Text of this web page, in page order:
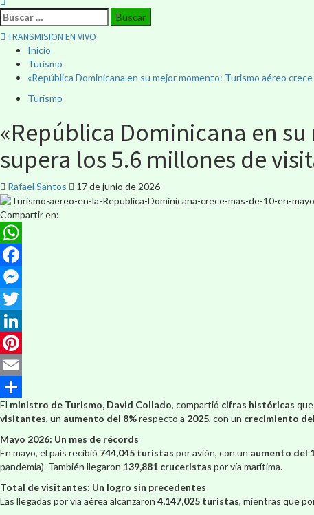
TRANSMISION EN VIVO
Inicio
Turismo
«República Dominicana en su mejor momento: Turismo aéreo
Turismo
«República Dominicana en
supera los 5.6 millones de
Rafael Santos 17 de junio de 2026
Compartir en:
WhatsApp
Facebook
Messenger
Twitter
LinkedIn
Pinterest
Email
Compartir
El ministro de Turismo, David Collado, compartió cifras históricas
visitantes, un aumento del 8%respecto a 2025, con un crecimiento
Mayo 2026: Un mes de récords
En mayo, el país recibió 744,045 turistas por avión, con un aumento del
pandemia). También llegaron 139,881 cruceristas por vía marítima.
Total de visitantes: Un logro sin precedentes
Las llegadas por vía aérea alcanzaron 4,147,025 turistas, mientras que